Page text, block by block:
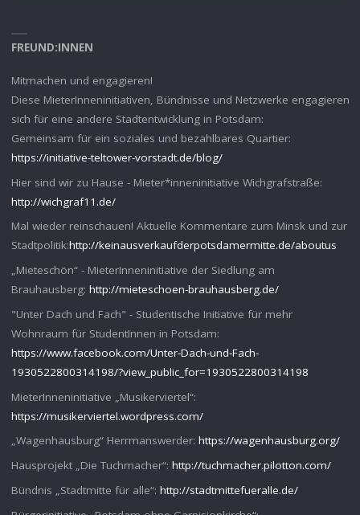
FREUND:INNEN
Mitmachen und engagieren!
Diese MieterInneninitiativen, Bündnisse und Netzwerke engagieren
sich für eine andere Stadtentwicklung in Potsdam:
Gemeinsam für ein soziales und bezahlbares Quartier:
https://initiative-teltower-vorstadt.de/blog/
Hier sind wir zu Hause - Mieter*inneninitiative Wichgrafstraße:
http://wichgraf11.de/
Mal wieder reinschauen! Aktuelle Kommentare zum Minsk und zur
Stadtpolitik:http://keinausverkaufderpotsdamermitte.de/aboutus
„Mieteschön“ - MieterInneninitiative der Siedlung am
Brauhausberg: http://mieteschoen-brauhausberg.de/
"Unter Dach und Fach" - Studentische Initiative für mehr
Wohnraum für StudentInnen in Potsdam:
https://www.facebook.com/Unter-Dach-und-Fach-
1930522800314198/?view_public_for=1930522800314198
MieterInneninitiative „Musikerviertel“:
https://musikerviertel.wordpress.com/
„Wagenhausburg“ Herrmanswerder: https://wagenhausburg.org/
Hausprojekt „Die Tuchmacher“: http://tuchmacher.pilotton.com/
Bündnis „Stadtmitte für alle“: http://stadtmittefueralle.de/